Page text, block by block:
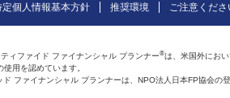
定個人情報基本方針 推奨環境 ご注意くださ
ティファイド ファイナンシャル プランナー®は、米国外にお
用を認めています。
ファイナンシャル プランナーは、NPO法人日本FP協会の登